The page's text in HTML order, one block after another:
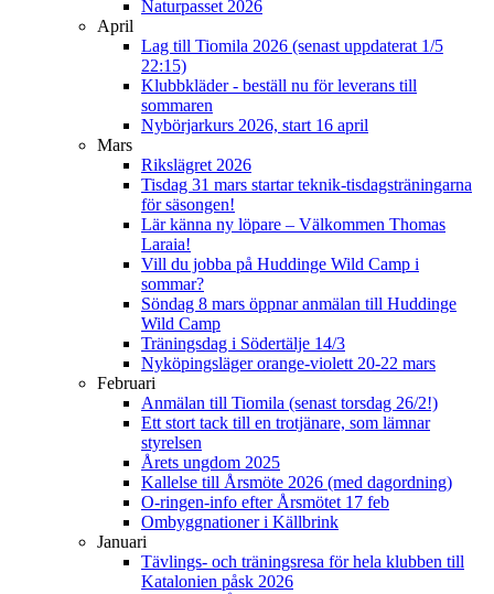
Naturpasset 2026
April
Lag till Tiomila 2026 (senast uppdaterat 1/5
22:15)
Klubbkläder - beställ nu för leverans till
sommaren
Nybörjarkurs 2026, start 16 april
Mars
Rikslägret 2026
Tisdag 31 mars startar teknik-tisdagsträningarna
för säsongen!
Lär känna ny löpare – Välkommen Thomas
Laraia!
Vill du jobba på Huddinge Wild Camp i
sommar?
Söndag 8 mars öppnar anmälan till Huddinge
Wild Camp
Träningsdag i Södertälje 14/3
Nyköpingsläger orange-violett 20-22 mars
Februari
Anmälan till Tiomila (senast torsdag 26/2!)
Ett stort tack till en trotjänare, som lämnar
styrelsen
Årets ungdom 2025
Kallelse till Årsmöte 2026 (med dagordning)
O-ringen-info efter Årsmötet 17 feb
Ombyggnationer i Källbrink
Januari
Tävlings- och träningsresa för hela klubben till
Katalonien påsk 2026